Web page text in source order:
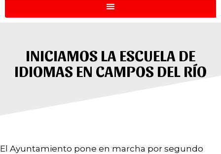
INICIAMOS LA ESCUELA DE
IDIOMAS EN CAMPOS DEL RÍO
El Ayuntamiento pone en marcha por segundo